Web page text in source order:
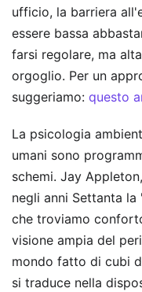
ufficio, la barriera
essere bassa
farsi regolare, ma
orgoglio. Per un
suggeriamo: questo
La psicologia
umani sono
schemi. Jay
negli anni Settanta
che troviamo
visione ampia del
mondo fatto di cubi
si traduce nella